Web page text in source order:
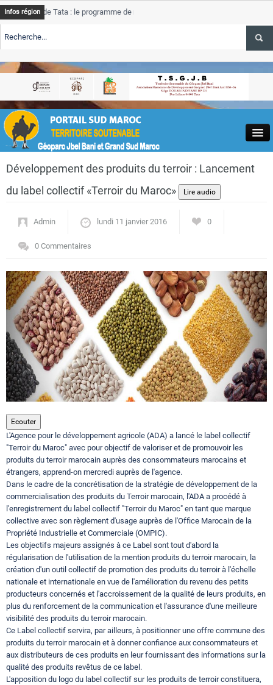
Close
Actualités
Circuits touristiques
Tourisme
Régions
Hotels
Evenements
Contact
Infos région
de Tata : le programme de rehabilitation post-inondations
TSGJB Tourisme : l’ONMT renforce l’aerien a Dakhla et
Tata
TSGJB Tourisme au Maroc : Transavia renforce les vols Paris-
Développement des produits du terroir : Lancement
du label collectif «Terroir du Maroc»
Admin lundi 11 janvier 2016 0
0 Commentaires
Ecouter
L'Agence pour le développement agricole (ADA) a lancé le label collectif
"Terroir du Maroc" avec pour objectif de valoriser et de promouvoir les
produits du terroir marocain auprès des consommateurs marocains et
étrangers, apprend-on mercredi auprès de l'agence.
Dans le cadre de la concrétisation de la stratégie de développement de la
commercialisation des produits du Terroir marocain, l'ADA a procédé à
l'enregistrement du label collectif "Terroir du Maroc" en tant que marque
collective avec son règlement d'usage auprès de l'Office Marocain de la
Propriété Industrielle et Commerciale (OMPIC).
Les objectifs majeurs assignés à ce Label sont tout d'abord la
régularisation de l'utilisation de la mention produits du terroir marocain, la
création d'un outil collectif de promotion des produits du terroir à l'échelle
nationale et internationale en vue de l'amélioration du revenu des petits
producteurs concernés et l'accroissement de la qualité de leurs produits, en
plus du renforcement de la communication et l'assurance d'une meilleure
visibilité des produits du terroir marocain.
Ce Label collectif servira, par ailleurs, à positionner une offre commune des
produits du terroir marocain et à donner confiance aux consommateurs et
aux distributeurs de ces produits en leur fournissant des informations sur la
qualité des produits revêtus de ce label.
L'apposition du logo du label collectif sur les produits de terroir constituera,